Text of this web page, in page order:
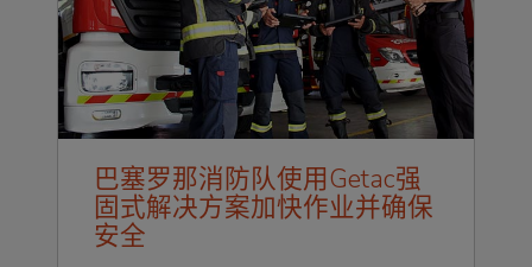
巴塞罗那消防队使用Getac强
固式解决方案加快作业并确保
安全